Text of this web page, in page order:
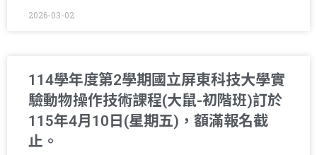
2026-03-02
114學年度第2學期國立屏東科技大學實
驗動物操作技術課程(大鼠-初階班)訂於
115年4月10日(星期五)，額滿報名截
止。